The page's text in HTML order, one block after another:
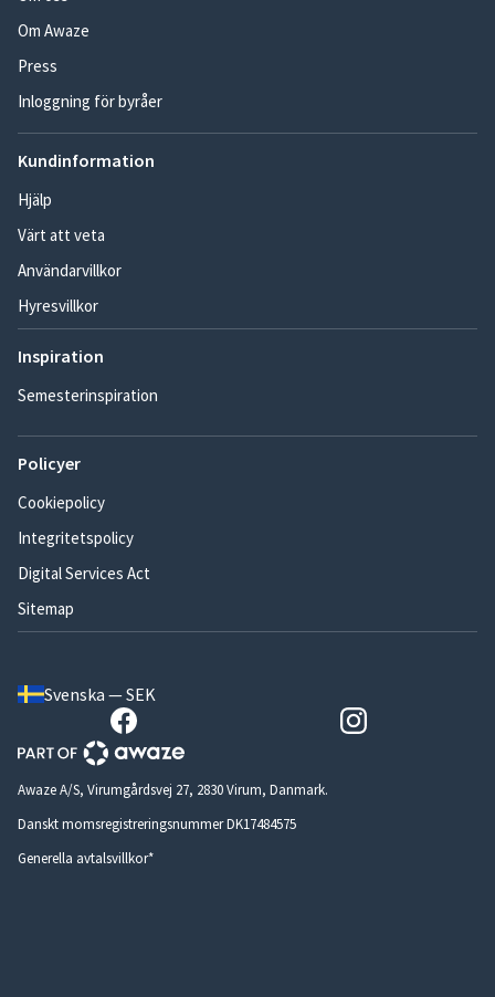
Om Awaze
Press
Inloggning för byråer
Kundinformation
Hjälp
Värt att veta
Användarvillkor
Hyresvillkor
Inspiration
Semesterinspiration
Policyer
Cookiepolicy
Integritetspolicy
Digital Services Act
Sitemap
Svenska — SEK
Awaze A/S, Virumgårdsvej 27, 2830 Virum, Danmark.
Danskt momsregistreringsnummer DK17484575
Generella avtalsvillkor*